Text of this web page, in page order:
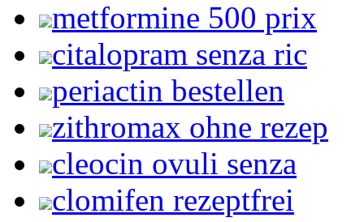
metformine 500 prix
citalopram senza ric
periactin bestellen
zithromax ohne rezep
cleocin ovuli senza
clomifen rezeptfrei